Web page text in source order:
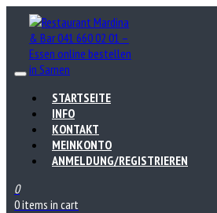
STARTSEITE
INFO
KONTAKT
MEINKONTO
ANMELDUNG/REGISTRIEREN
0
0 items in cart